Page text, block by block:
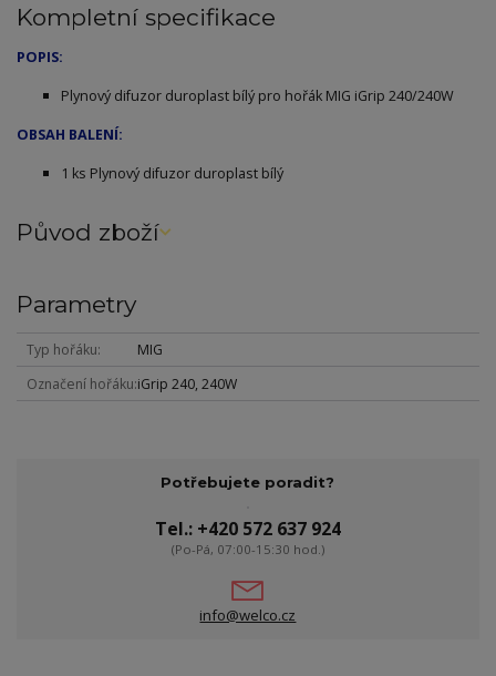
Kompletní specifikace
POPIS:
Plynový difuzor duroplast bílý pro hořák MIG iGrip 240/240W
OBSAH BALENÍ:
1 ks Plynový difuzor duroplast bílý
Původ zboží
Parametry
Typ hořáku
MIG
Označení hořáku iGrip 240, 240W
Potřebujete poradit?
Tel.: +420 572 637 924
(Po-Pá, 07:00-15:30 hod.)
info@welco.cz